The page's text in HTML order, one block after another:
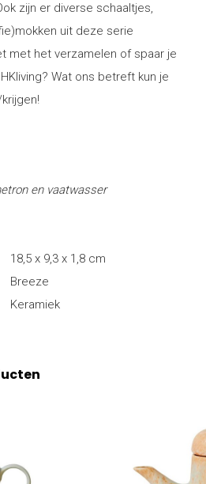
zijn er diverse schaaltjes,
uit deze serie
met het verzamelen of spaar je
Wat ons betreft kun je
en vaatwasser
18,5 x 9,3 x 1,8 cm
Breeze
Keramiek